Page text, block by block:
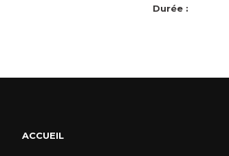
Durée :
ACCUEIL